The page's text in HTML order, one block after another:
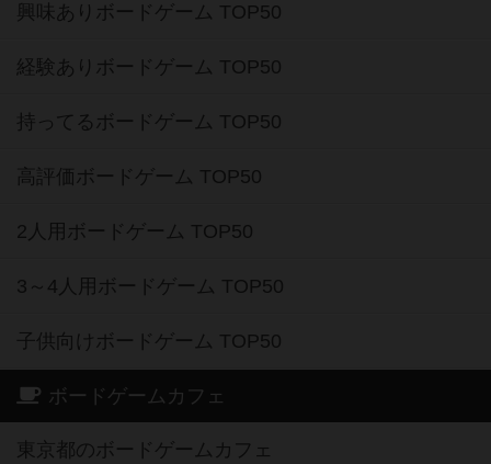
興味ありボードゲーム TOP50
経験ありボードゲーム TOP50
持ってるボードゲーム TOP50
高評価ボードゲーム TOP50
2人用ボードゲーム TOP50
3～4人用ボードゲーム TOP50
子供向けボードゲーム TOP50
ボードゲームカフェ
東京都のボードゲームカフェ